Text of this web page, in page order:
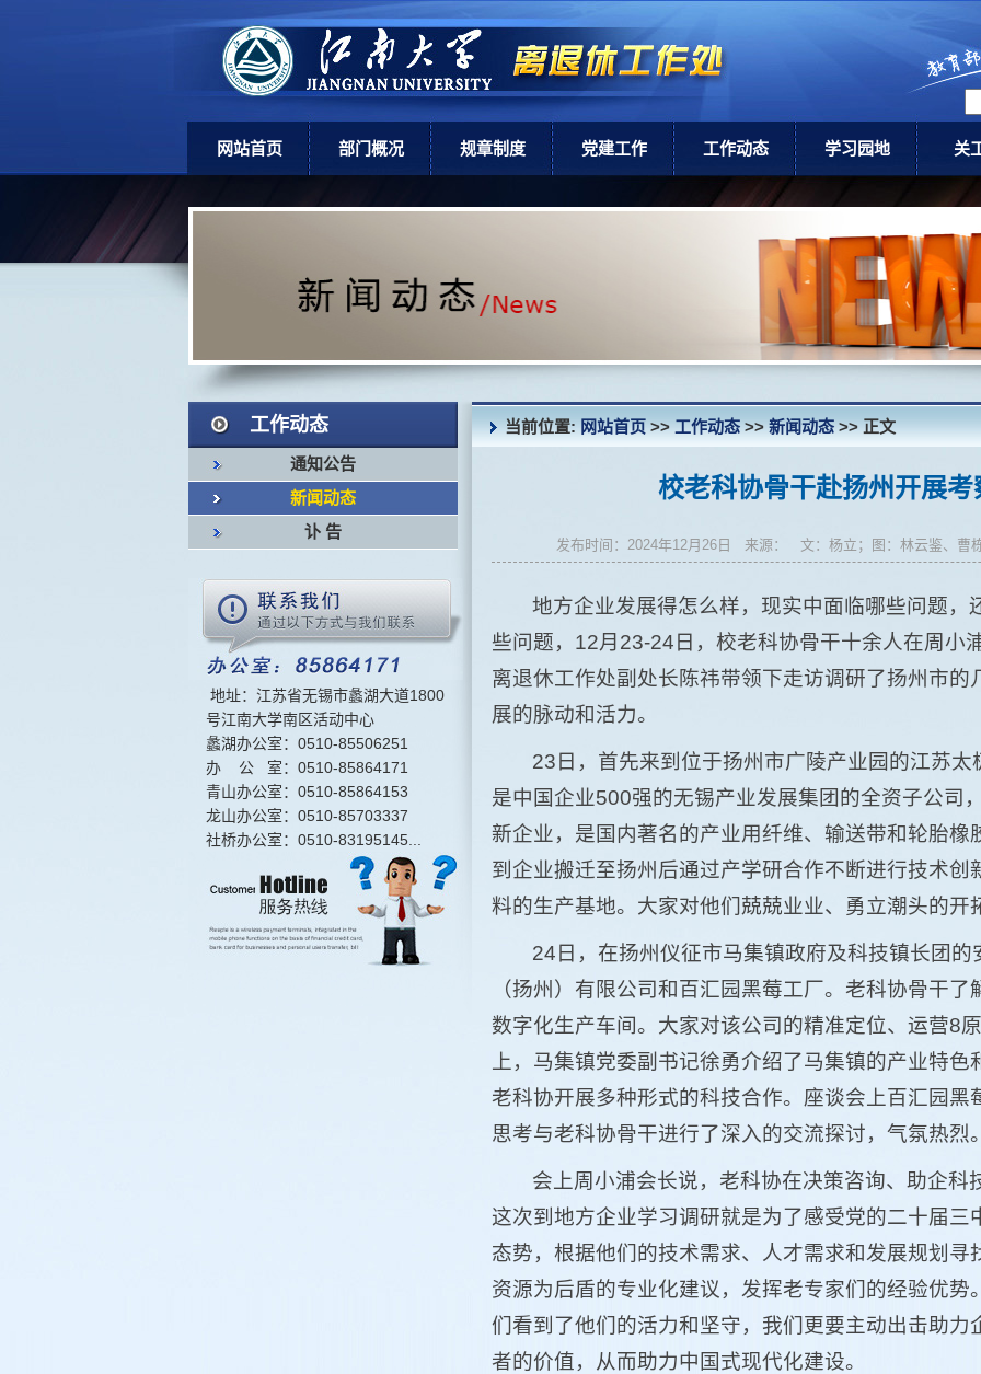
网站首页 部门概况
岗位职责
规章制度 党建工作 工作动态
通知公告
学习园地 关
工作动态
通知公告
新闻动态
讣 告
地址：江苏省无锡市蠡湖大道1800
号江南大学南区活动中心
蠡湖办公室：0510-85506251
办 公 室：0510-85864171
青山办公室：0510-85864153
龙山办公室：0510-85703337
社桥办公室：0510-83195145...
当前位置:网站首页>>工作动态>>新闻动态>> 正文
校老科协骨干赴扬州开展
发布时间：2024年12月26日 来源： 文：杨立；图：林云鉴、
地方企业发展得怎么样，现实中面临哪些问题，
些问题，12月23-24日，校老科协骨干十余人在周小
离退休工作处副处长陈祎带领下走访调研了扬州市
展的脉动和活力。
23日，首先来到位于扬州市广陵产业园的江苏
是中国企业500强的无锡产业发展集团的全资子公司
新企业，是国内著名的产业用纤维、输送带和轮胎橡
到企业搬迁至扬州后通过产学研合作不断进行技术
料的生产基地。大家对他们兢兢业业、勇立潮头的开
24日，在扬州仪征市马集镇政府及科技镇长团
（扬州）有限公司和百汇园黑莓工厂。老科协骨干
数字化生产车间。大家对该公司的精准定位、运营8
上，马集镇党委副书记徐勇介绍了马集镇的产业特
老科协开展多种形式的科技合作。座谈会上百汇园黑
思考与老科协骨干进行了深入的交流探讨，气氛热烈
会上周小浦会长说，老科协在决策咨询、助企科
这次到地方企业学习调研就是为了感受党的二十届
态势，根据他们的技术需求、人才需求和发展规划
资源为后盾的专业化建议，发挥老专家们的经验优
们看到了他们的活力和坚守，我们更要主动出击助力
者的价值，从而助力中国式现代化建设。